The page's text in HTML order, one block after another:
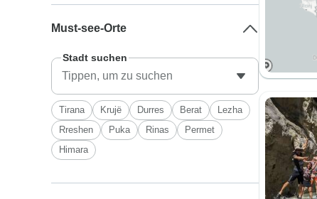
Must-see-Orte
Stadt suchen
Tirana Krujë Durres Berat
Lezha
Rreshen
Puka Rinas
Permet
Himara